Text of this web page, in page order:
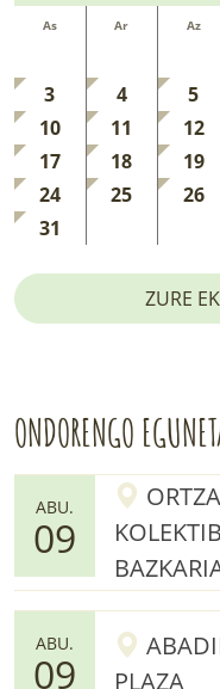
As Ar Az
3
4 5
10
11 12
17
18 19
24
25 26
31
ZURE
ONDORENGO
ABU.
09
ABU.
09
PLAZA